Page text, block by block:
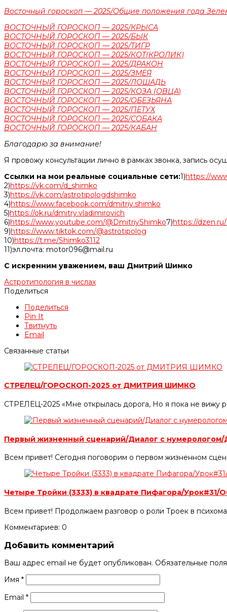
Восточный гороскоп — 2025/Общие положения года
ВОСТОЧНЫЙ ГОРОСКОП — 2025/КРЫСА
ВОСТОЧНЫЙ ГОРОСКОП — 2025/БЫК
ВОСТОЧНЫЙ ГОРОСКОП — 2025/ТИГР
ВОСТОЧНЫЙ ГОРОСКОП — 2025/КОТ(КРОЛИК)
ВОСТОЧНЫЙ ГОРОСКОП — 2025/ДРАКОН
ВОСТОЧНЫЙ ГОРОСКОП — 2025/ЗМЕЯ
ВОСТОЧНЫЙ ГОРОСКОП — 2025/ЛОШАДЬ
ВОСТОЧНЫЙ ГОРОСКОП — 2025/КОЗА (ОВЦА)
ВОСТОЧНЫЙ ГОРОСКОП — 2025/ОБЕЗЬЯНА
ВОСТОЧНЫЙ ГОРОСКОП — 2025/ПЕТУХ
ВОСТОЧНЫЙ ГОРОСКОП — 2025/СОБАКА
ВОСТОЧНЫЙ ГОРОСКОП — 2025/КАБАН
Благодарю за внимание!
Я провожу консультации лично в рамках звонка, запись
Ссылки на мои реальные социальные сети:1)https://
2)https://vk.com/d_shimko
3)https://vk.com/astrotipologdshimko
4)https://www.facebook.com/dmitriy.shimko
5)https://ok.ru/dmitry.vladimirovich
6)https://www.youtube.com/@DmitriyShimko7)https://
9)https://www.tiktok.com/@astrotipolog
10)https://t.me/Shimko3112
11)эл.почта: motor096@mail.ru
С искренним уважением, ваш Дмитрий Шимко
Астротипология в числах
Поделиться
Поделиться
Pin It
Твитнуть
Email
Связанные статьи
СТРЕЛЕЦ/ГОРОСКОП-2025 от ДМИТРИЯ ШИМКО
СТРЕЛЕЦ-2025 «Мне открылась дорога, Но я пока не вижу
Первый жизненный сценарий/Диалог с
Всем привет! Сегодня поговорим о первом жизненном
Четыре Тройки (3333) в квадрате Пифагора/
Всем привет! Продолжаем разговор о роли Троек в
Комментариев: 0
Добавить комментарий
Ваш адрес email не будет опубликован. Обязательные
Имя *
Email *